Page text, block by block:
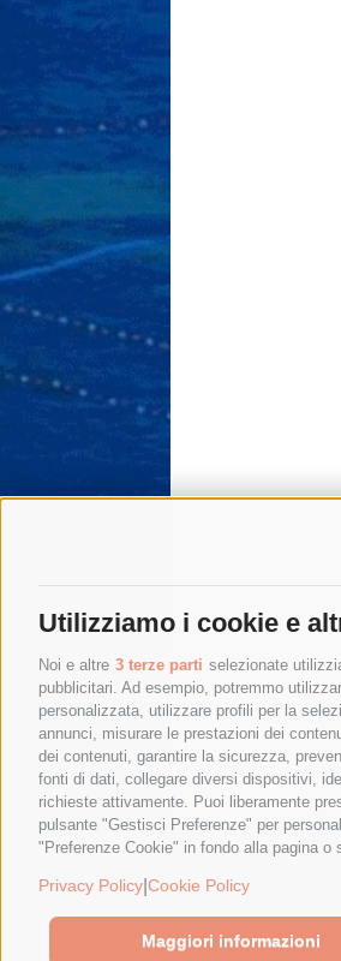
Utilizziamo i cookie e
Noi e altre 3 terze parti selezionate
pubblicitari. Ad esempio, potremmo
personalizzata, utilizzare profili per la
annunci, misurare le prestazioni dei
dei contenuti, garantire la sicurezza,
fonti di dati, collegare diversi dispositivi,
richieste attivamente. Puoi liberamente
pulsante "Gestisci Preferenze" per
"Preferenze Cookie" in fondo alla pagina
Privacy Policy Cookie Policy
Maggiori informazioni
© 2015
Privacy policy